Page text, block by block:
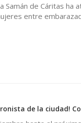
Samán de Cáritas ha
entre
de la ciudad!